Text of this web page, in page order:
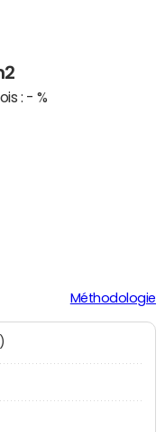
: - %
Méthodologie